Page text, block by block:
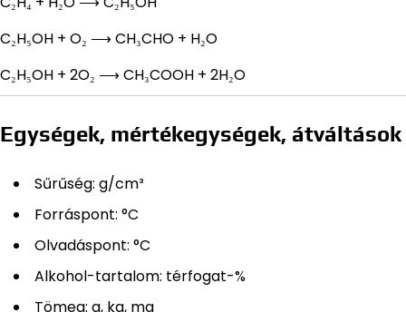
C₂H₅OH + O₂ ⟶ CH₃CHO + H₂O
C₂H₅OH + 2O₂ ⟶ CH₃COOH + 2H₂O
Egységek, mértékegységek, átváltások
Sűrűség: g/cm³
Forráspont: °C
Olvadáspont: °C
Alkohol-tartalom: térfogat-%
Tömeg: g, kg, mg